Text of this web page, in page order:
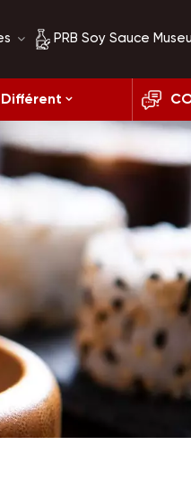
PRB Soy Sauce
Histoire de la sauce
soja
Comparaison de la
sauce soja
Différent